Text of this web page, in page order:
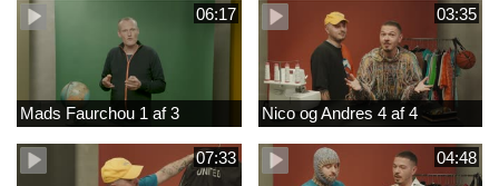
06:17
Mads Faurchou 1 af 3
03:35
Nico og Andres 4 af 4
07:33 04:48